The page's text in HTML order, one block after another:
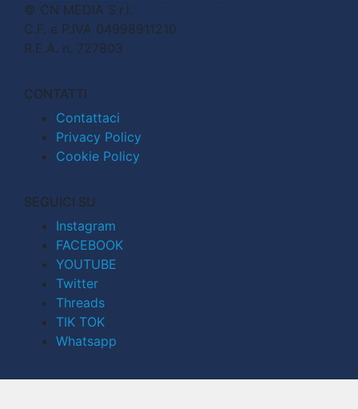
© CN MEDIA S.r.l.
C.F. e P.IVA 04998911210
R.E.A. n. 727803
CONTATTI
Contattaci
Privacy Policy
Cookie Policy
SEGUICI SU
Instagram
FACEBOOK
YOUTUBE
Twitter
Threads
TIK TOK
Whatsapp